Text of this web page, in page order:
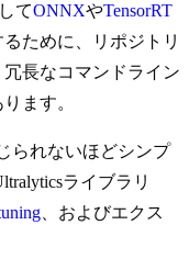
てONNXやTensorRT
ために、リポジトリ
長なコマンドライン
ます。
られないほどシンプ
ライブラリ
、およびエクス